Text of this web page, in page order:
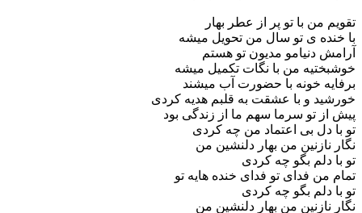
تقویم من با تو پر از عطر بهار
با خنده ی تو سال من تحویل میشه
آرامش دنیامو مدیون تو هستم
خوشبختیه من با نگات تکمیل میشه
برفایه خونه با حضورت آب میشند
خورشید و با عشقت به قلبم هدیه کردی
پیش از تو سرما سهم ما از زندگی بود
تو با دل بی اعتماد من چه کردی
نگار نازنین من بهار دلنشین من
تو با دلم بگو چه کردی
تمام من فدای تو فدای خنده هایه تو
تو با دلم بگو چه کردی
نگار نازنین من بهار دلنشین من